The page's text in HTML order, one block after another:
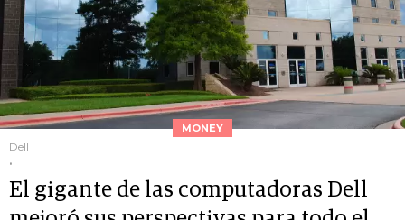
MONEY
Dell
.
El gigante de las computadoras Dell